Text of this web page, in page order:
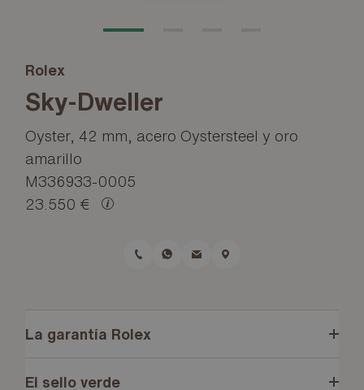
Rolex
Sky-Dweller
Oyster, 42 mm, acero Oystersteel y oro
amarillo
M336933-0005
23.550 €
La garantía Rolex
El sello verde